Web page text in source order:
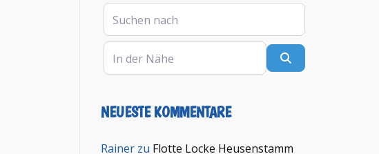
Suchen nach
In der Nähe
NEUESTE KOMMENTARE
Rainer zu Flotte Locke Heusenstamm